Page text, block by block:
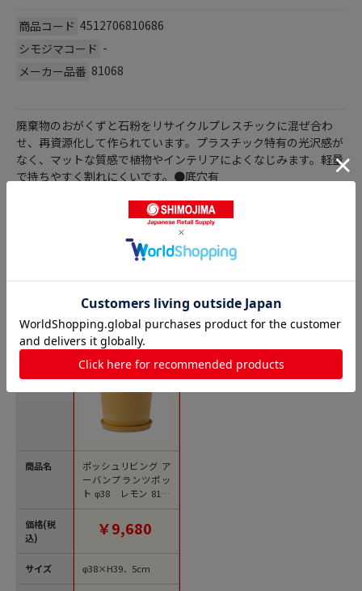
商品コード 4512706810686
シモジマコード -
メーカー品番 81068
廃棄物のおがくずと石粉をリサイクルプレスチックに混ぜ合わ
せ、再資源化して作られています。プラスチック特有の光沢感が
なく、マットな質感で植物やインテリアによくなじみます。軽量
で持ちやすく割れにくいです。●底穴有
植木鉢の人気商品との比較
商品名
価格(税
込)
サイズ
ポッシュリビング ア
ーバンプランツポッ
ト φ38 レモン 8106
8 1個（ご注文単位1
￥9,680
φ38×H39．5cm